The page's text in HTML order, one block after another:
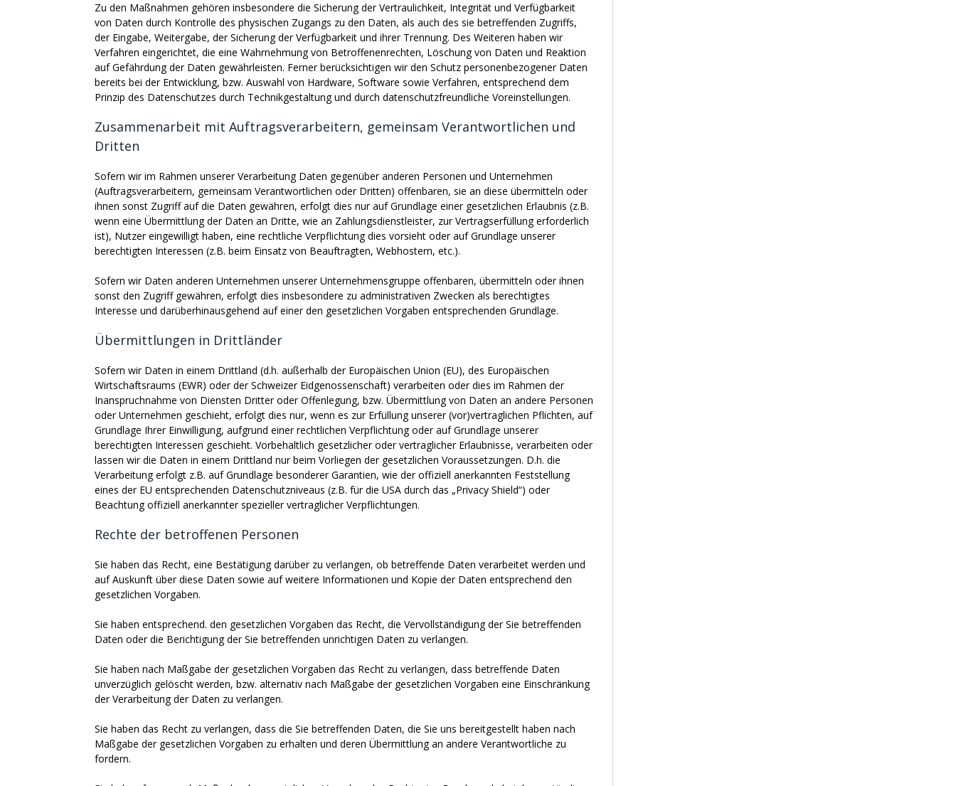
Zu den Maßnahmen gehören insbesondere die Sicherung der Vertraulichkeit, Integrität und Verfügbarkeit
von Daten durch Kontrolle des physischen Zugangs zu den Daten, als auch des sie betreffenden Zugriffs,
der Eingabe, Weitergabe, der Sicherung der Verfügbarkeit und ihrer Trennung. Des Weiteren haben wir
Verfahren eingerichtet, die eine Wahrnehmung von Betroffenenrechten, Löschung von Daten und Reaktion
auf Gefährdung der Daten gewährleisten. Ferner berücksichtigen wir den Schutz personenbezogener Daten
bereits bei der Entwicklung, bzw. Auswahl von Hardware, Software sowie Verfahren, entsprechend dem
Prinzip des Datenschutzes durch Technikgestaltung und durch datenschutzfreundliche Voreinstellungen.
Zusammenarbeit mit Auftragsverarbeitern, gemeinsam Verantwortlichen und
Dritten
Sofern wir im Rahmen unserer Verarbeitung Daten gegenüber anderen Personen und Unternehmen
(Auftragsverarbeitern, gemeinsam Verantwortlichen oder Dritten) offenbaren, sie an diese übermitteln oder
ihnen sonst Zugriff auf die Daten gewähren, erfolgt dies nur auf Grundlage einer gesetzlichen Erlaubnis (z.B.
wenn eine Übermittlung der Daten an Dritte, wie an Zahlungsdienstleister, zur Vertragserfüllung erforderlich
ist), Nutzer eingewilligt haben, eine rechtliche Verpflichtung dies vorsieht oder auf Grundlage unserer
berechtigten Interessen (z.B. beim Einsatz von Beauftragten, Webhostern, etc.).
Sofern wir Daten anderen Unternehmen unserer Unternehmensgruppe offenbaren, übermitteln oder ihnen
sonst den Zugriff gewähren, erfolgt dies insbesondere zu administrativen Zwecken als berechtigtes
Interesse und darüberhinausgehend auf einer den gesetzlichen Vorgaben entsprechenden Grundlage.
Übermittlungen in Drittländer
Sofern wir Daten in einem Drittland (d.h. außerhalb der Europäischen Union (EU), des Europäischen
Wirtschaftsraums (EWR) oder der Schweizer Eidgenossenschaft) verarbeiten oder dies im Rahmen der
Inanspruchnahme von Diensten Dritter oder Offenlegung, bzw. Übermittlung von Daten an andere Personen
oder Unternehmen geschieht, erfolgt dies nur, wenn es zur Erfüllung unserer (vor)vertraglichen Pflichten, auf
Grundlage Ihrer Einwilligung, aufgrund einer rechtlichen Verpflichtung oder auf Grundlage unserer
berechtigten Interessen geschieht. Vorbehaltlich gesetzlicher oder vertraglicher Erlaubnisse, verarbeiten oder
lassen wir die Daten in einem Drittland nur beim Vorliegen der gesetzlichen Voraussetzungen. D.h. die
Verarbeitung erfolgt z.B. auf Grundlage besonderer Garantien, wie der offiziell anerkannten Feststellung
eines der EU entsprechenden Datenschutzniveaus (z.B. für die USA durch das „Privacy Shield“) oder
Beachtung offiziell anerkannter spezieller vertraglicher Verpflichtungen.
Rechte der betroffenen Personen
Sie haben das Recht, eine Bestätigung darüber zu verlangen, ob betreffende Daten verarbeitet werden und
auf Auskunft über diese Daten sowie auf weitere Informationen und Kopie der Daten entsprechend den
gesetzlichen Vorgaben.
Sie haben entsprechend. den gesetzlichen Vorgaben das Recht, die Vervollständigung der Sie betreffenden
Daten oder die Berichtigung der Sie betreffenden unrichtigen Daten zu verlangen.
Sie haben nach Maßgabe der gesetzlichen Vorgaben das Recht zu verlangen, dass betreffende Daten
unverzüglich gelöscht werden, bzw. alternativ nach Maßgabe der gesetzlichen Vorgaben eine Einschränkung
der Verarbeitung der Daten zu verlangen.
Sie haben das Recht zu verlangen, dass die Sie betreffenden Daten, die Sie uns bereitgestellt haben nach
Maßgabe der gesetzlichen Vorgaben zu erhalten und deren Übermittlung an andere Verantwortliche zu
fordern.